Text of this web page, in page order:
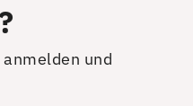
und